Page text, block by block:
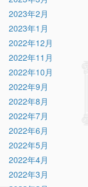
2023年2月
2023年1月
2022年12月
2022年11月
2022年10月
2022年9月
2022年8月
2022年7月
2022年6月
2022年5月
2022年4月
2022年3月